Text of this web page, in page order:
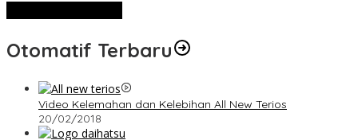
Otomatif Terbaru
Video Kelemahan dan Kelebihan All New Terios
20/02/2018